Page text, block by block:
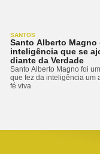
SANTOS
Santo Alberto Magno
inteligência que se
diante da Verdade
Santo Alberto Magno foi
que fez da inteligência um
fé viva